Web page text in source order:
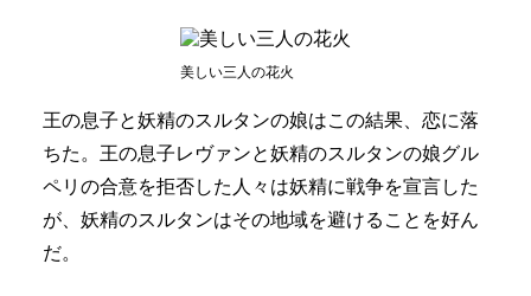
美しい三人の花火
王の息子と妖精のスルタンの娘はこの結果、恋に落
ちた。王の息子レヴァンと妖精のスルタンの娘グル
ペリの合意を拒否した人々は妖精に戦争を宣言した
が、妖精のスルタンはその地域を避けることを好ん
だ。